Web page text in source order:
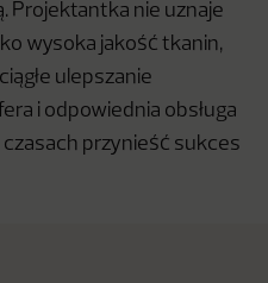
Projektantka nie uznaje
wysoka jakość tkanin,
ulepszanie
i odpowiednia obsługa
czasach przynieść sukces